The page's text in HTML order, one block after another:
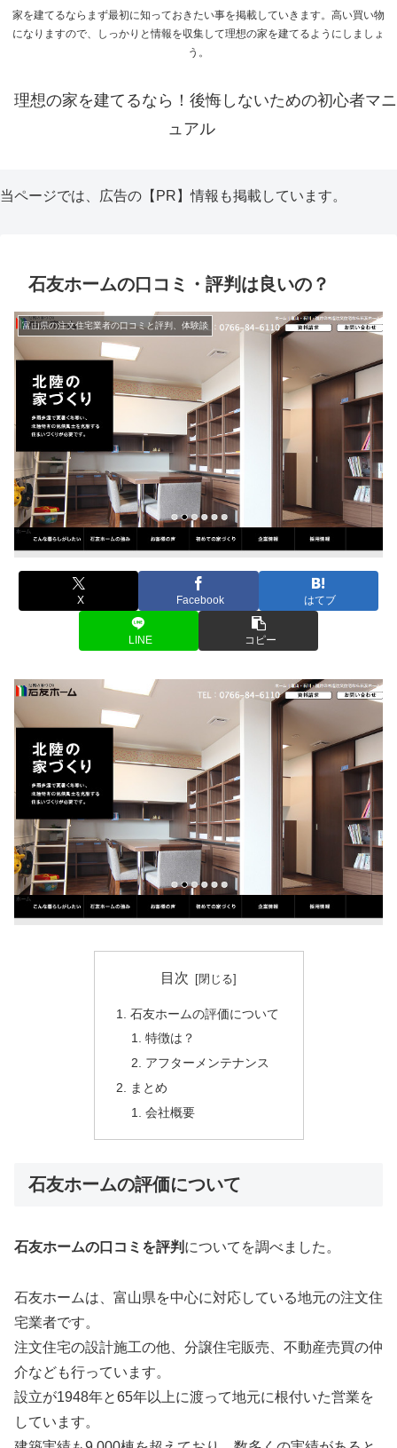
家を建てるならまず最初に知っておきたい事を掲載していきます。高い買い物
になりますので、しっかりと情報を収集して理想の家を建てるようにしましょ
う。
理想の家を建てるなら！後悔しないための初心者マニ
ュアル
当ページでは、広告の【PR】情報も掲載しています。
石友ホームの口コミ・評判は良いの？
富山県の注文住宅業者の口コミと評判、体験談
X Facebook はてブ
LINE コピー
目次
石友ホームの評価について
特徴は？
アフターメンテナンス
まとめ
会社概要
石友ホームの評価について
石友ホームの口コミを評判 についてを調べました。
石友ホームは、富山県を中心に対応している地元の注文住
宅業者です。
注文住宅の設計施工の他、分譲住宅販売、不動産売買の仲
介なども行っています。
設立が1948年と65年以上に渡って地元に根付いた営業を
しています。